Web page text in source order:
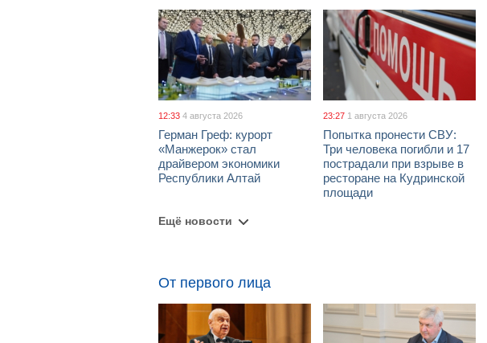
12:33 4 августа 2026
Герман Греф: курорт
«Манжерок» стал
драйвером экономики
Республики Алтай
23:27 1 августа 2026
Попытка пронести СВУ:
Три человека погибли и 17
пострадали при взрыве в
ресторане на Кудринской
площади
Ещё новости
От первого лица